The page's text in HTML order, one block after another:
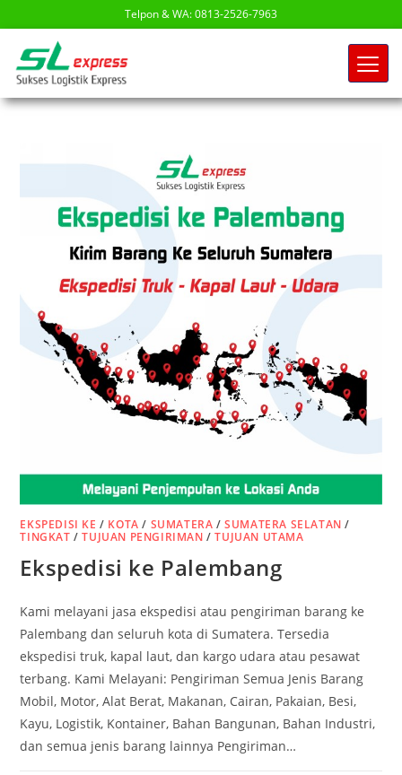
Telpon & WA: 0813-2526-7963
EKSPEDISI KE / KOTA / SUMATERA /SUMATERA SELATAN /
TINGKAT /TUJUAN PENGIRIMAN /TUJUAN UTAMA
Ekspedisi ke Palembang
Kami melayani jasa ekspedisi atau pengiriman barang ke
Palembang dan seluruh kota di Sumatera. Tersedia
ekspedisi truk, kapal laut, dan kargo udara atau pesawat
terbang. Kami Melayani: Pengiriman Semua Jenis Barang
Mobil, Motor, Alat Berat, Makanan, Cairan, Pakaian, Besi,
Kayu, Logistik, Kontainer, Bahan Bangunan, Bahan Industri,
dan semua jenis barang lainnya Pengiriman…